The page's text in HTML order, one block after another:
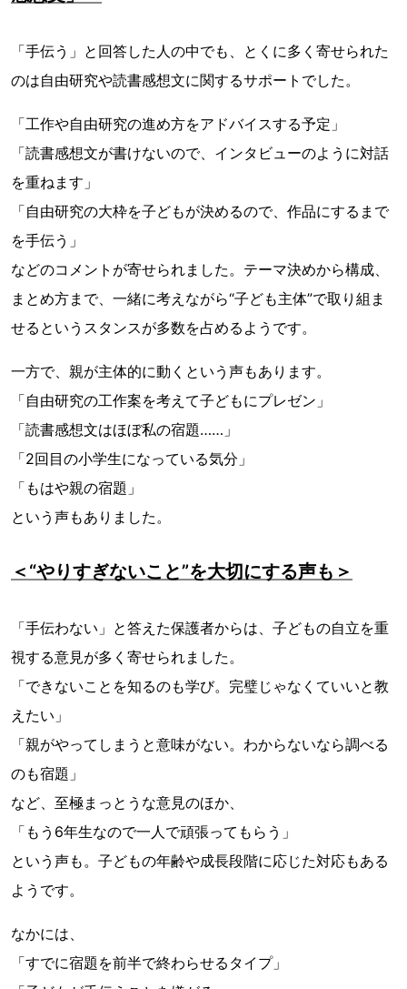
「手伝う」と回答した人の中でも、とくに多く寄せられた
のは自由研究や読書感想文に関するサポートでした。
「工作や自由研究の進め方をアドバイスする予定」
「読書感想文が書けないので、インタビューのように対話
を重ねます」
「自由研究の大枠を子どもが決めるので、作品にするまで
を手伝う」
などのコメントが寄せられました。テーマ決めから構成、
まとめ方まで、一緒に考えながら“子ども主体”で取り組ま
せるというスタンスが多数を占めるようです。
一方で、親が主体的に動くという声もあります。
「自由研究の工作案を考えて子どもにプレゼン」
「読書感想文はほぼ私の宿題……」
「2回目の小学生になっている気分」
「もはや親の宿題」
という声もありました。
＜“やりすぎないこと”を大切にする声も＞
「手伝わない」と答えた保護者からは、子どもの自立を重
視する意見が多く寄せられました。
「できないことを知るのも学び。完璧じゃなくていいと教
えたい」
「親がやってしまうと意味がない。わからないなら調べる
のも宿題」
など、至極まっとうな意見のほか、
「もう6年生なので一人で頑張ってもらう」
という声も。子どもの年齢や成長段階に応じた対応もある
ようです。
なかには、
「すでに宿題を前半で終わらせるタイプ」